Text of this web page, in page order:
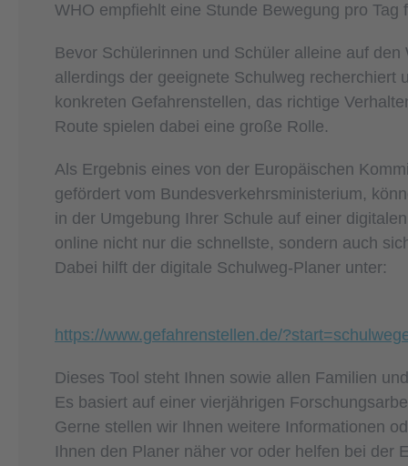
WHO empfiehlt eine Stunde Bewegung pro Tag
Bevor Schülerinnen und Schüler alleine auf
allerdings der geeignete Schulweg recherchiert
konkreten Gefahrenstellen, das richtige
Route spielen dabei eine große Rolle.
Als Ergebnis eines von der Europäischen
gefördert vom Bundesverkehrsministerium,
in der Umgebung Ihrer Schule auf einer
online nicht nur die schnellste, sondern auch
Dabei hilft der digitale Schulweg-Planer unter:
https://www.gefahrenstellen.de/
Dieses Tool steht Ihnen sowie allen Familien
Es basiert auf einer vierjährigen
Gerne stellen wir Ihnen weitere Informationen
Ihnen den Planer näher vor oder helfen bei der